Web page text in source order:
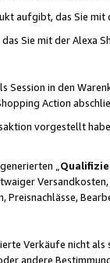
aufgibt, das Sie mit
Sie mit der Alexa
in den
Action
vorgestellt
„
Preisnachlässe,
Verkäufe nicht
andere